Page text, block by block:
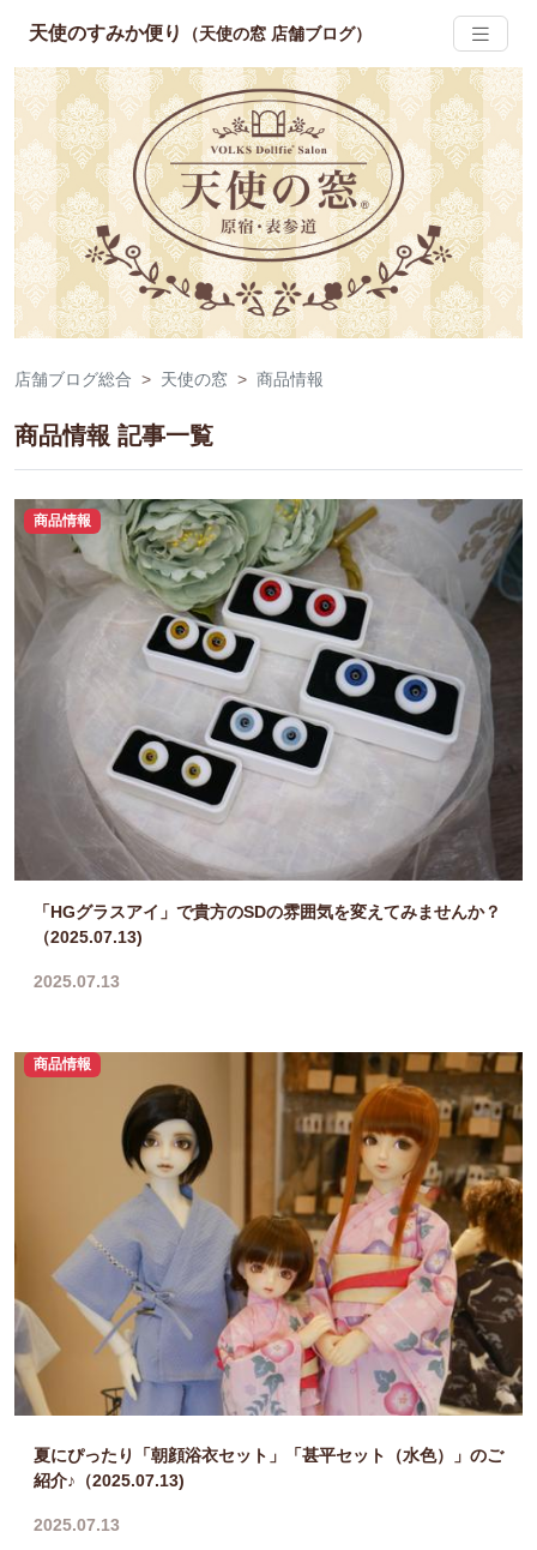
天使のすみか便り （天使の窓 店舗ブログ）
店舗ブログ総合 天使の窓 商品情報
商品情報 記事一覧
商品情報
「HGグラスアイ」で貴方のSDの雰囲気を変えてみませんか？
（2025.07.13)
2025.07.13
商品情報
夏にぴったり「朝顔浴衣セット」「甚平セット（水色）」のご
紹介♪（2025.07.13)
2025.07.13